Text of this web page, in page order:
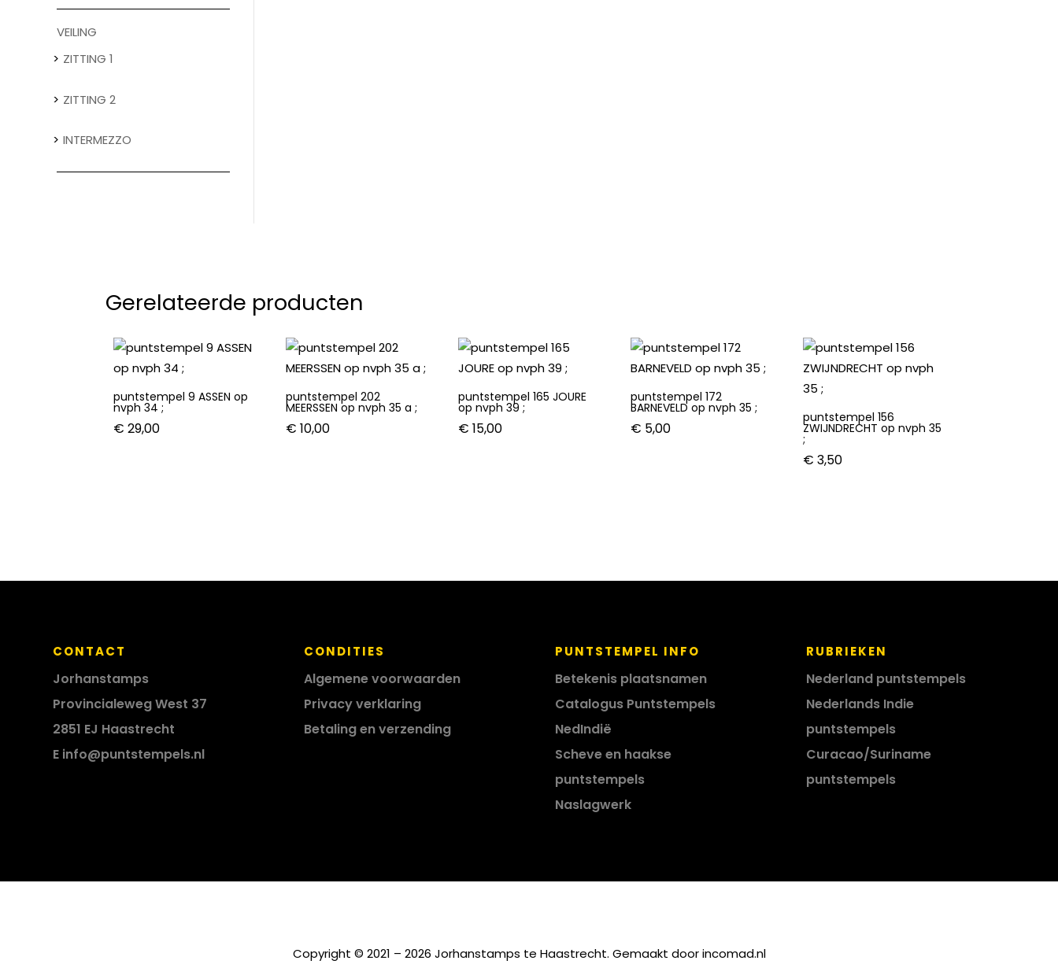
VEILING
ZITTING 1
ZITTING 2
INTERMEZZO
Gerelateerde producten
puntstempel 9 ASSEN op
nvph 34 ;
€ 29,00
puntstempel 202
MEERSSEN op nvph 35 a ;
€ 10,00
puntstempel 165 JOURE
op nvph 39 ;
€ 15,00
puntstempel 172
BARNEVELD op nvph 35 ;
€ 5,00
puntstempel 156
ZWIJNDRECHT op nvph 35
;
€ 3,50
CONTACT
Jorhanstamps
Provincialeweg West 37
2851 EJ Haastrecht
E info@puntstempels.nl
CONDITIES
Algemene voorwaarden
Privacy verklaring
Betaling en verzending
PUNTSTEMPEL INFO
Betekenis plaatsnamen
Catalogus Puntstempels
NedIndië
Scheve en haakse
puntstempels
Naslagwerk
RUBRIEKEN
Nederland puntstempels
Nederlands Indie
puntstempels
Curacao/Suriname
puntstempels
Copyright © 2021 – 2026 Jorhanstamps te Haastrecht. Gemaakt doorincomad.nl